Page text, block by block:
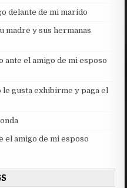
delante de mi marido
madre y sus hermanas
ante el amigo de mi esposo
le gusta exhibirme y paga el
el amigo de mi esposo